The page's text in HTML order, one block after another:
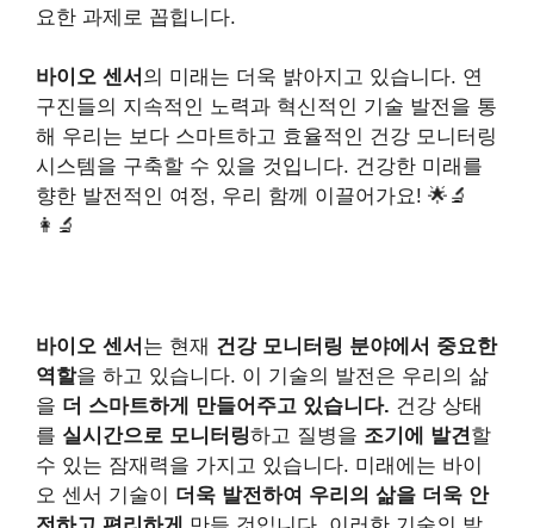
요한 과제로 꼽힙니다.
바이오 센서 의 미래는 더욱 밝아지고 있습니다. 연
구진들의 지속적인 노력과 혁신적인 기술 발전을 통
해 우리는 보다 스마트하고 효율적인 건강 모니터링
시스템을 구축할 수 있을 것입니다. 건강한 미래를
향한 발전적인 여정, 우리 함께 이끌어가요! 🌟🔬
👩‍🔬
바이오 센서 는 현재 건강 모니터링 분야에서 중요한
역할을 하고 있습니다. 이 기술의 발전은 우리의 삶
을 더 스마트하게 만들어주고 있습니다. 건강 상태
를 실시간으로 모니터링하고 질병을 조기에 발견할
수 있는 잠재력을 가지고 있습니다. 미래에는 바이
오 센서 기술이 더욱 발전하여 우리의 삶을 더욱 안